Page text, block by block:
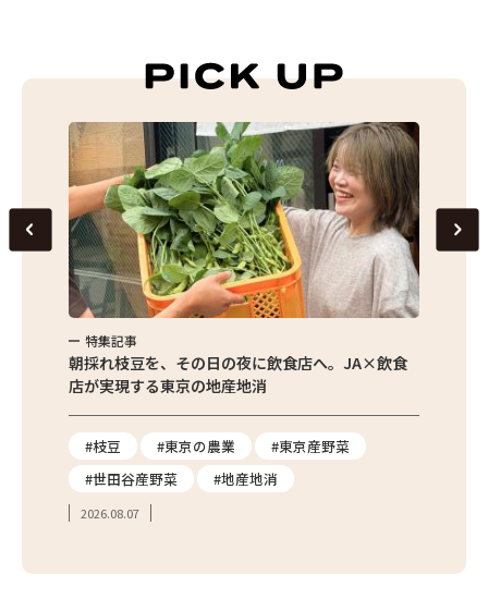
特集記事
朝採れ枝豆を、その日の夜に飲食店へ。JA×飲食
店が実現する東京の地産地消
#枝豆 #東京の農業
#東京産野菜
#世田谷産野菜
#地産地消
2026.08.07